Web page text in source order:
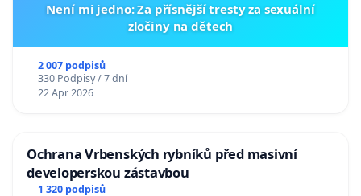
Není mi jedno: Za přísnější tresty za sexuální
zločiny na dětech
2 007 podpisů
330 Podpisy / 7 dní
22 Apr 2026
Ochrana Vrbenských rybníků před masivní
developerskou zástavbou
1 320 podpisů